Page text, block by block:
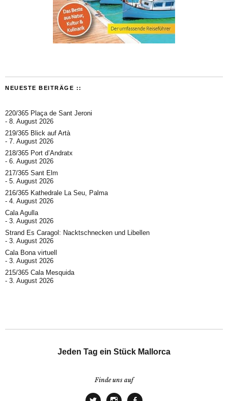
NEUESTE BEITRÄGE ::
220/365 Plaça de Sant Jeroni
8. August 2026
219/365 Blick auf Artà
7. August 2026
218/365 Port d’Andratx
6. August 2026
217/365 Sant Elm
5. August 2026
216/365 Kathedrale La Seu, Palma
4. August 2026
Cala Agulla
3. August 2026
Strand Es Caragol: Nacktschnecken und Libellen
3. August 2026
Cala Bona virtuell
3. August 2026
215/365 Cala Mesquida
3. August 2026
Jeden Tag ein Stück Mallorca
Finde uns auf